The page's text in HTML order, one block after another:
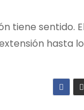
tiene sentido.
hasta